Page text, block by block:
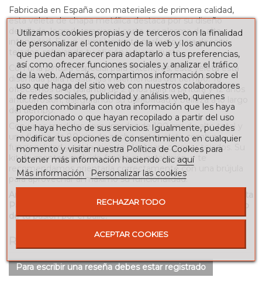
Fabricada en España con materiales de primera calidad,
esta veleta de chapa metálica destaca por su diseño
detallado, logrado gracias al corte por plasma de alta
intensidad. Es un complemento perfecto para decorar
tejados, reflejando tu afición y buen gusto.
Con una pintura especial para exteriores, esta veleta está
diseñada para resistir las inclemencias del tiempo. Te
ofrecemos una garantía de 2 años para la pintura y 12 años
anticorrosión, asegurando su durabilidad y belleza a lo largo
del tiempo.
Con unas medidas aproximadas de 100 cm de alto total y
una flecha de 80 cm de ancho, esta veleta combina
funcionalidad y estilo, siendo ideal para coronar tejados. Su
kit de montaje incluido facilita su instalación, y te
recomendamos orientarla correctamente con una brújula
para aprovechar al máximo su funcionalidad.
Pareja de Baile. ¡Compra ahora y haz de tu tejado un reflejo
de tu pasión por el baile!
Para escribir una reseña debes estar registrado
Utilizamos cookies propias y de terceros con la finalidad
de personalizar el contenido de la web y los anuncios
que puedan aparecer para adaptarlo a tus preferencias,
así como ofrecer funciones sociales y analizar el tráfico
de la web. Además, compartimos información sobre el
uso que haga del sitio web con nuestros colaboradores
de redes sociales, publicidad y análisis web, quienes
pueden combinarla con otra información que les haya
proporcionado o que hayan recopilado a partir del uso
que haya hecho de sus servicios. Igualmente, puedes
modificar tus opciones de consentimiento en cualquier
momento y visitar nuestra Política de Cookies para
obtener más información haciendo clic aquí
Más información
Personalizar las cookies
RECHAZAR TODO
ACEPTAR COOKIES